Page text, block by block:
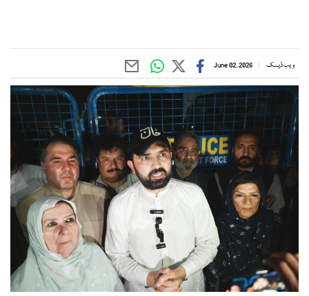
ویب ڈیسک June 02, 2026